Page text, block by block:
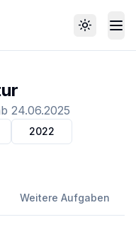
Toggle
24.06.2025
2022
Weitere Aufgaben